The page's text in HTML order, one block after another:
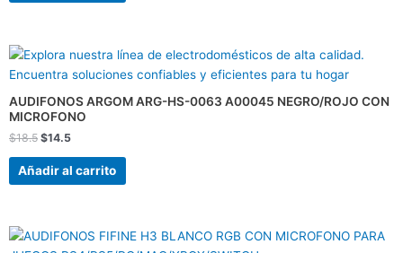
AUDIFONOS ARGOM ARG-HS-0063 A00045 NEGRO/ROJO CON
MICROFONO
$18.5
El
original
era:
$18.5.
$14.5
El
actual
es:
$14.5.
Añadir al carrito
El
El